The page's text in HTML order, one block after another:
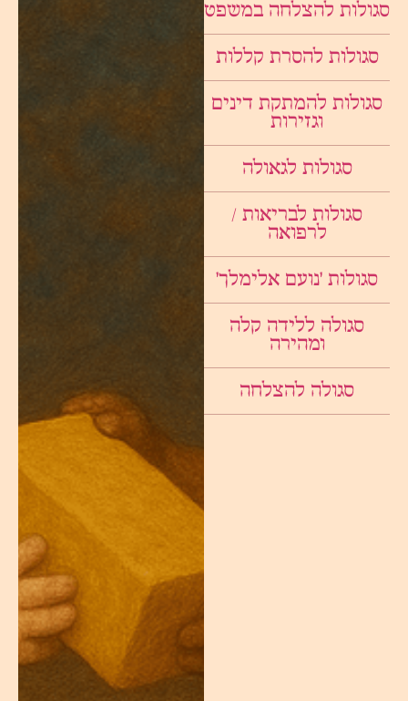
סגולות להצלחה במשפט
סגולות להסרת קללות
סגולות להמתקת דינים
וגזירות
סגולות לגאולה
סגולות לבריאות /
לרפואה
סגולות ׳נועם אלימלך׳
סגולה ללידה קלה
ומהירה
סגולה להצלחה